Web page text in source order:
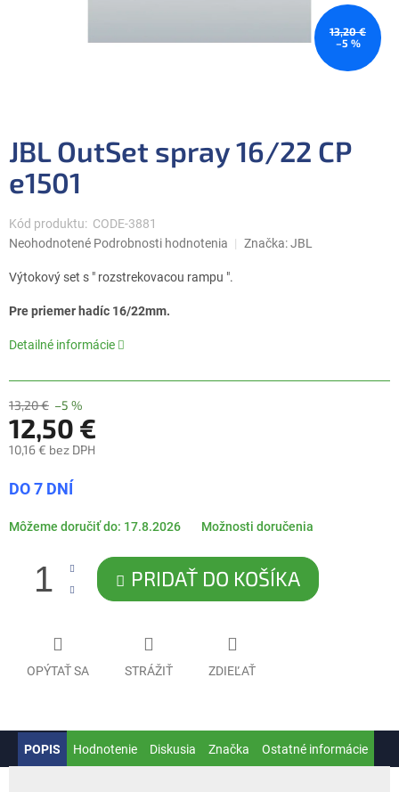
13,20 €
–5 %
JBL OutSet spray 16/22 CP
e1501
Kód produktu: CODE-3881
Priemerné
produktu
0,0
5
Neohodnotené Podrobnosti hodnotenia Značka:JBL
Výtokový set s " rozstrekovacou rampu ".
Pre priemer hadíc 16/22mm.
Detailné informácie
13,20 € –5 %
12,50 €
10,16 € bez DPH
cena:
DO 7 DNÍ
Môžeme doručiť do: 17.8.2026 Možnosti doručenia
PRIDAŤ DO KOŠÍKA
OPÝTAŤ SA STRÁŽIŤ ZDIEĽAŤ
POPIS Hodnotenie Diskusia Značka Ostatné informácie